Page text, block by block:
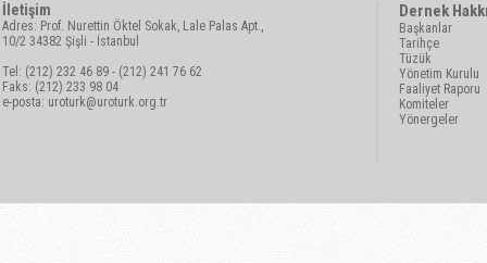
İletişim
Adres: Prof. Nurettin Öktel Sokak, Lale Palas Apt.,
10/2 34382 Şişli - İstanbul
Tel: (212) 232 46 89 - (212) 241 76 62
Faks: (212) 233 98 04
e-posta: uroturk@uroturk.org.tr
Dernek
Başkanlar
Tarihçe
Tüzük
Yönetim Kurulu
Faaliyet Raporu
Komiteler
Yönergeler